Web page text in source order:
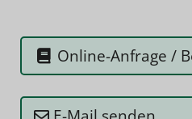
Online-Anfrage /